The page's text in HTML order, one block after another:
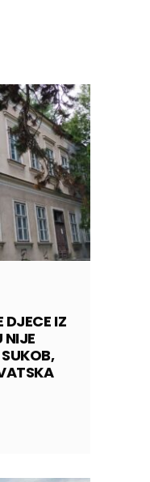
DJECE IZ
NIJE